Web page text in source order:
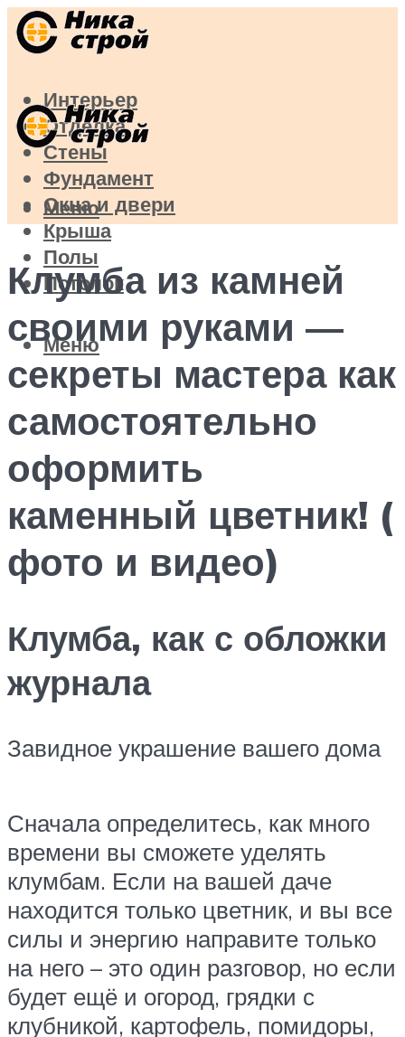
Интерьер
Отделка
Стены
Фундамент
Окна и двери
Крыша
Полы
Потолок
Меню
Меню
Клумба из камней
своими руками —
секреты мастера как
самостоятельно
оформить
каменный цветник! (
фото и видео)
Клумба, как с обложки
журнала
Завидное украшение вашего дома
Сначала определитесь, как много
времени вы сможете уделять
клумбам. Если на вашей даче
находится только цветник, и вы все
силы и энергию направите только
на него – это один разговор, но если
будет ещё и огород, грядки с
клубникой, картофель, помидоры,